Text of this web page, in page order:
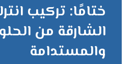
ختامًا: تركيب
الشارقة من
والمستدامة